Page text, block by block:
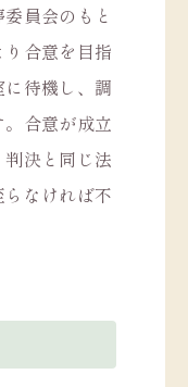
員会のもと
合意を目指
待機し、調
合意が成立
決と同じ法
なければ不